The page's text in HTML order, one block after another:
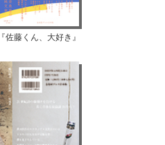
藤くん、大好き』